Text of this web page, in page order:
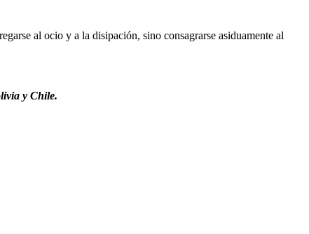
al ocio y a la disipación, sino consagrarse asiduamente al
y Chile.